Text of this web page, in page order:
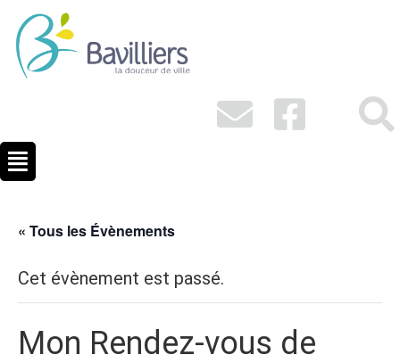
« Tous les Évènements
Cet évènement est passé.
Mon Rendez-vous de